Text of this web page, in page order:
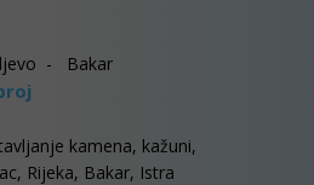
- Bakar
kamena, kažuni,
Rijeka, Bakar, Istra